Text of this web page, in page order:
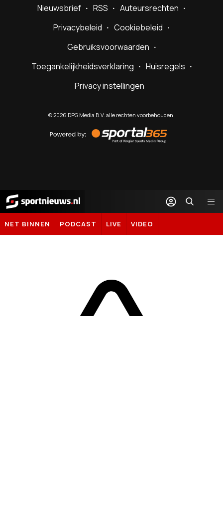
Nieuwsbrief RSS
Auteursrechten
Privacybeleid
Cookiebeleid
Gebruiksvoorwaarden
Toegankelijkheidsverklaring
Huisregels
Privacy instellingen
©2026 DPG Media B.V. alle rechten voorbehouden.
by
Sportal365
Sportnieuws.nl
NET BINNEN PODCAST LIVE VIDEO